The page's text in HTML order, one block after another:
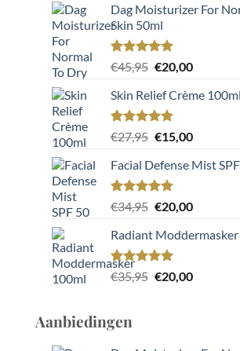
Dag Moisturizer For
Skin 50ml
Gewaardeerd
op 5
gebaseerd
op
2
klant
waarderingen
€45,95 Oorspronkelijke
was:
€45,95.
€20,00Huidige
is:
Skin Relief Crème 100ml
Gewaardeerd
op 5
gebaseerd
op
2
klant
waarderingen
€27,95 Oorspronkelijke
was:
€27,95.
€15,00Huidige
is:
Facial Defense Mist
Gewaardeerd
op 5
gebaseerd
op
2
klant
waarderingen
€34,95 Oorspronkelijke
was:
€34,95.
€20,00Huidige
is:
Radiant
Gewaardeerd
op 5
1
waardering
€35,95 Oorspronkelijke
€20,00Huidige
Aanbiedingen